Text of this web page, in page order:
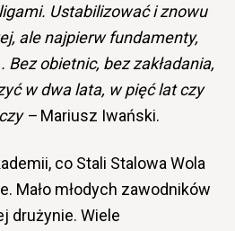
Ustabilizować i znowu
ale najpierw fundamenty,
. Bez obietnic, bez zakładania,
w dwa lata, w pięć lat czy
– Mariusz Iwański.
co Stali Stalowa Wola
Mało młodych zawodników
drużynie. Wiele